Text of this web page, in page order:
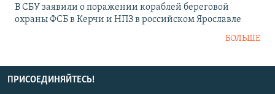
В СБУ заявили о поражении кораблей береговой
охраны ФСБ в Керчи и НПЗ в российском Ярославле
БОЛЬШЕ
ПРИСОЕДИНЯЙТЕСЬ!